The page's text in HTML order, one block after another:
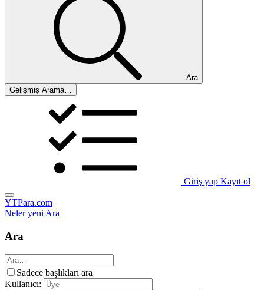
Ara
Gelişmiş Arama…
Giriş yap Kayıt ol
YTPara.com
Neler yeniAra
Ara
Sadece başlıkları ara
Kullanıcı: